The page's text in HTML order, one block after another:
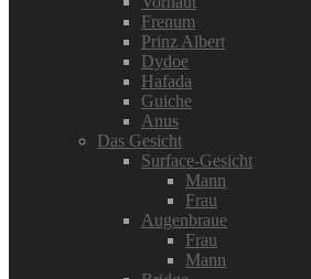
Frenum
Prinz Albert
Dydoe
Hafada
Guiche
Anus
Das Gesicht
Surface-Gesicht
Mann
Frau
Augenbraue
Frau
Mann